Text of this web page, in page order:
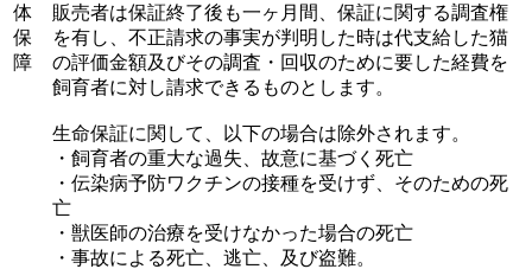
体
保
障
販売者は保証終了後も一ヶ月間、保証に関する調査権
を有し、不正請求の事実が判明した時は代支給した猫
の評価金額及びその調査・回収のために要した経費を
飼育者に対し請求できるものとします。
生命保証に関して、以下の場合は除外されます。
・飼育者の重大な過失、故意に基づく死亡
・伝染病予防ワクチンの接種を受けず、そのための死
亡
・獣医師の治療を受けなかった場合の死亡
・事故による死亡、逃亡、及び盗難。